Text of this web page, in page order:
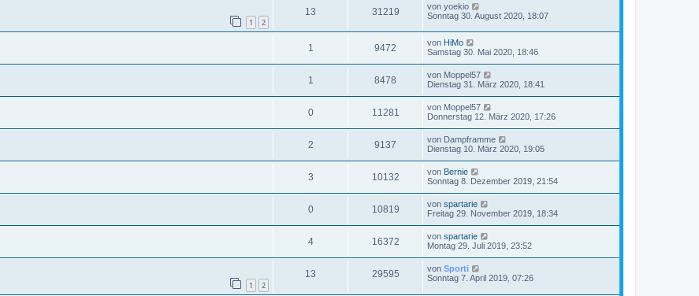
1 2
13 31219 von yoekio
Sonntag 30. August 2020, 18:07
1 9472 von HiMo
Samstag 30. Mai 2020, 18:46
1 8478 von Moppel57
Dienstag 31. März 2020, 18:41
0 11281 von Moppel57
Donnerstag 12. März 2020, 17:26
2 9137 von Dampframme
Dienstag 10. März 2020, 19:05
3 10132 von Bernie
Sonntag 8. Dezember 2019, 21:54
0 10819 von spartarie
Freitag 29. November 2019, 18:34
4 16372 von spartarie
Montag 29. Juli 2019, 23:52
1 2
13 29595 von Sporti
Sonntag 7. April 2019, 07:26